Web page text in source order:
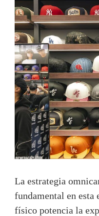
La estrategia
fundamental en esta
físico potencia la